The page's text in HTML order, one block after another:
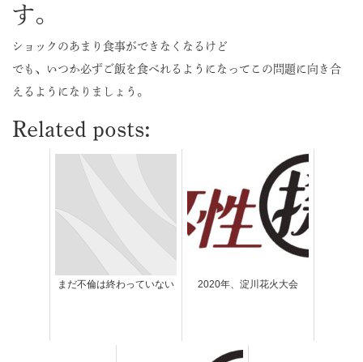
す。
ショックのあまり食事ができなくなるけど
でも、いつか必ずご飯を食べれるようになってこの問題に向き合
えるようになりましょう。
Related posts:
まだ不倫は終わっていない 2020年、淀川花火大会